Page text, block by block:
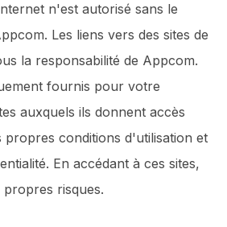
n'est autorisé sans le
Les liens vers des sites de
la responsabilité de Appcom.
fournis pour votre
auxquels ils donnent accès
conditions d'utilisation et
En accédant à ces sites,
risques.